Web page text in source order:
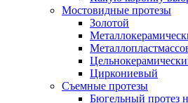
Мостовидные протезы
Золотой
Циркониевый
Съемные протезы
Бюгельный протез